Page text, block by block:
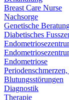
Breast Care Nurse
Nachsorge
Genetische
Diabetisches
Endometriose
Blutungsstörungen
Diagnostik
Therapie